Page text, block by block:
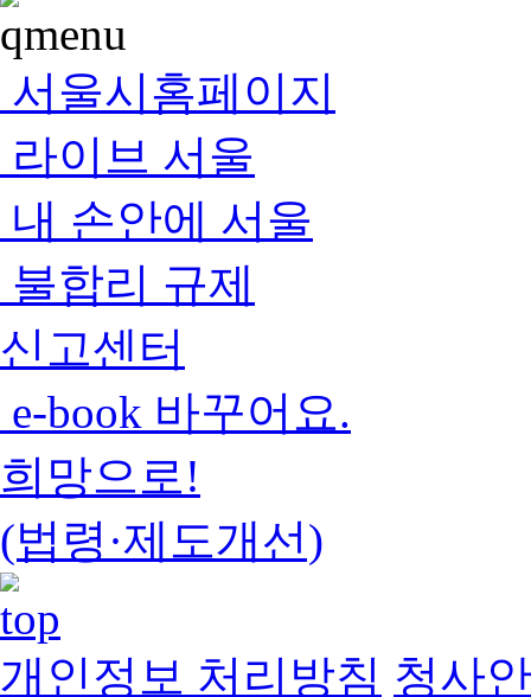
서울시홈페이지
라이브 서울
내 손안에 서울
불합리 규제
신고센터
e-book 바꾸어요.
희망으로!
(법령·제도개선)
개인정보 처리방침 청사